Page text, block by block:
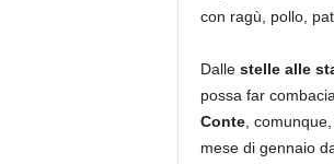
con ragù, pollo,
Dalle stelle alle
possa far
Conte,
mese di gennaio